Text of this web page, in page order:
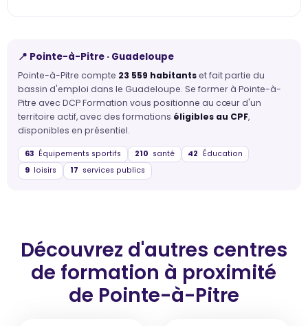
📍 Pointe-à-Pitre · Guadeloupe
Pointe-à-Pitre compte 23 559 habitantset fait partie du
bassin d'emploi dans le Guadeloupe. Se former à Pointe-à-
Pitre avec DCP Formation vous positionne au cœur d'un
territoire actif, avec des formations éligibles au CPF,
disponibles en présentiel.
63 Équipements sportifs 210 santé 42 Éducation
9 loisirs 17 services publics
Découvrez d'autres centres
de formation à proximité
de Pointe-à-Pitre